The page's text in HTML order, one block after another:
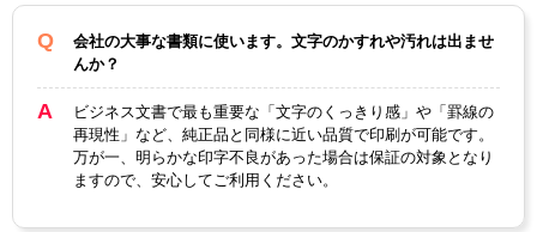
対応
純正型番
ICチップ あり
製品タイプ 互換トナー
会社の大事な書類に使います。文字のかすれや汚れは出ませ
んか？
ビジネス文書で最も重要な「文字のくっきり感」や「罫線の
再現性」など、純正品と同様に近い品質で印刷が可能です。
万が一、明らかな印字不良があった場合は保証の対象となり
ますので、安心してご利用ください。